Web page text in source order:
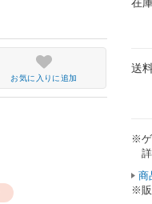
在
送
※ゲ
詳
商
※販
お気に入りに追加